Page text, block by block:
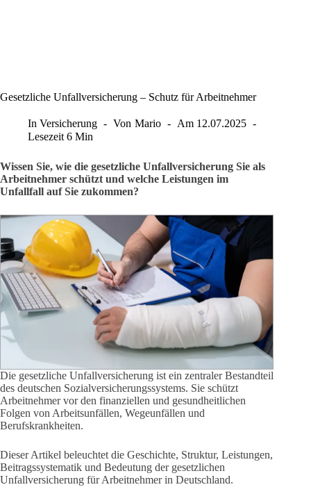
Gesetzliche Unfallversicherung – Schutz für Arbeitnehmer
In Versicherung Von Mario Am 12.07.2025
Lesezeit 6 Min
Wissen Sie, wie die gesetzliche Unfallversicherung Sie als
Arbeitnehmer schützt und welche Leistungen im
Unfallfall auf Sie zukommen?
Die gesetzliche Unfallversicherung ist ein zentraler Bestandteil
des deutschen Sozialversicherungssystems. Sie schützt
Arbeitnehmer vor den finanziellen und gesundheitlichen
Folgen von Arbeitsunfällen, Wegeunfällen und
Berufskrankheiten.
Dieser Artikel beleuchtet die Geschichte, Struktur, Leistungen,
Beitragssystematik und Bedeutung der gesetzlichen
Unfallversicherung für Arbeitnehmer in Deutschland.